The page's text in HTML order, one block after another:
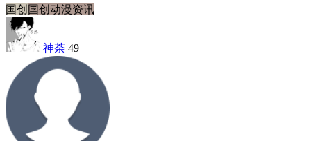
国创 国创动漫资讯
神荼 49